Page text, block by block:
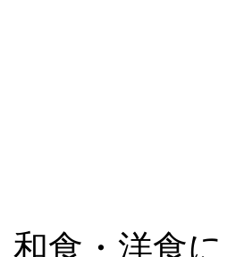
和食・洋食